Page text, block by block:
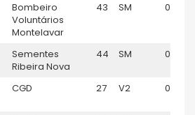
Bombeiro
Voluntários
Montelavar
43 SM
Sementes
Ribeira Nova
44 SM
CGD 27 V2